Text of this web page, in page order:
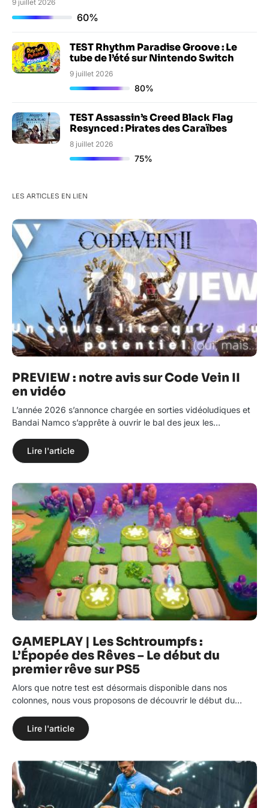
9 juillet 2026
60%
TEST Rhythm Paradise Groove : Le
tube de l’été sur Nintendo Switch
9 juillet 2026
80%
TEST Assassin’s Creed Black Flag
Resynced : Pirates des Caraïbes
8 juillet 2026
75%
LES ARTICLES EN LIEN
PREVIEW : notre avis sur Code Vein II
en vidéo
L’année 2026 s’annonce chargée en sorties vidéoludiques et
Bandai Namco s’apprête à ouvrir le bal des jeux les…
Lire l'article
GAMEPLAY | Les Schtroumpfs :
L’Épopée des Rêves – Le début du
premier rêve sur PS5
Alors que notre test est désormais disponible dans nos
colonnes, nous vous proposons de découvrir le début du…
Lire l'article